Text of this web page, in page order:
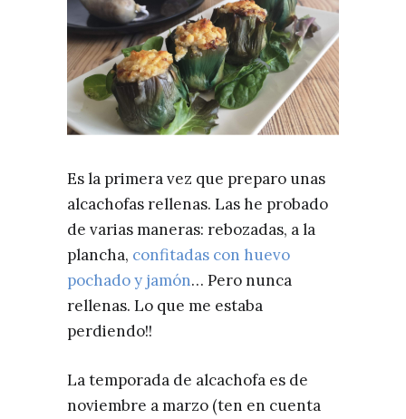
ÚNETE A LA NEWSLETTER
RECOMENDACIONES
Es la primera vez que preparo unas
alcachofas rellenas. Las he probado
de varias maneras: rebozadas, a la
plancha, confitadas con huevo
pochado y jamón… Pero nunca
rellenas. Lo que me estaba
perdiendo!!
La temporada de alcachofa es de
noviembre a marzo (ten en cuenta